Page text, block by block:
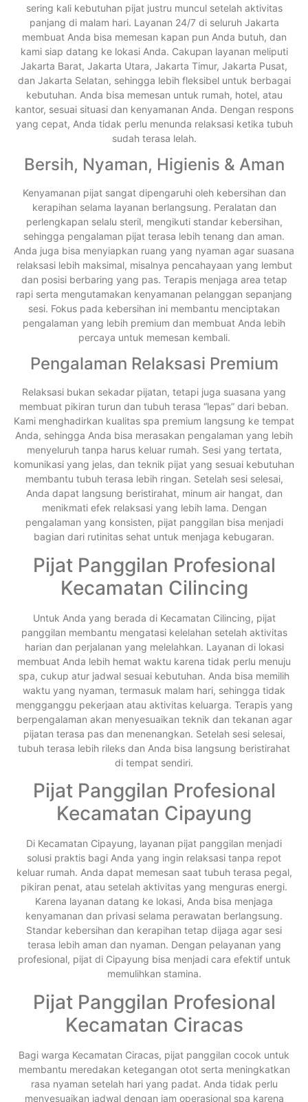
sering kali kebutuhan pijat justru muncul setelah aktivitas
panjang di malam hari. Layanan 24/7 di seluruh Jakarta
membuat Anda bisa memesan kapan pun Anda butuh, dan
kami siap datang ke lokasi Anda. Cakupan layanan meliputi
Jakarta Barat, Jakarta Utara, Jakarta Timur, Jakarta Pusat,
dan Jakarta Selatan, sehingga lebih fleksibel untuk berbagai
kebutuhan. Anda bisa memesan untuk rumah, hotel, atau
kantor, sesuai situasi dan kenyamanan Anda. Dengan respons
yang cepat, Anda tidak perlu menunda relaksasi ketika tubuh
sudah terasa lelah.
Bersih, Nyaman, Higienis & Aman
Kenyamanan pijat sangat dipengaruhi oleh kebersihan dan
kerapihan selama layanan berlangsung. Peralatan dan
perlengkapan selalu steril, mengikuti standar kebersihan,
sehingga pengalaman pijat terasa lebih tenang dan aman.
Anda juga bisa menyiapkan ruang yang nyaman agar suasana
relaksasi lebih maksimal, misalnya pencahayaan yang lembut
dan posisi berbaring yang pas. Terapis menjaga area tetap
rapi serta mengutamakan kenyamanan pelanggan sepanjang
sesi. Fokus pada kebersihan ini membantu menciptakan
pengalaman yang lebih premium dan membuat Anda lebih
percaya untuk memesan kembali.
Pengalaman Relaksasi Premium
Relaksasi bukan sekadar pijatan, tetapi juga suasana yang
membuat pikiran turun dan tubuh terasa “lepas” dari beban.
Kami menghadirkan kualitas spa premium langsung ke tempat
Anda, sehingga Anda bisa merasakan pengalaman yang lebih
menyeluruh tanpa harus keluar rumah. Sesi yang tertata,
komunikasi yang jelas, dan teknik pijat yang sesuai kebutuhan
membantu tubuh terasa lebih ringan. Setelah sesi selesai,
Anda dapat langsung beristirahat, minum air hangat, dan
menikmati efek relaksasi yang lebih lama. Dengan
pengalaman yang konsisten, pijat panggilan bisa menjadi
bagian dari rutinitas sehat untuk menjaga kebugaran.
Pijat Panggilan Profesional
Kecamatan Cilincing
Untuk Anda yang berada di Kecamatan Cilincing, pijat
panggilan membantu mengatasi kelelahan setelah aktivitas
harian dan perjalanan yang melelahkan. Layanan di lokasi
membuat Anda lebih hemat waktu karena tidak perlu menuju
spa, cukup atur jadwal sesuai kebutuhan. Anda bisa memilih
waktu yang nyaman, termasuk malam hari, sehingga tidak
mengganggu pekerjaan atau aktivitas keluarga. Terapis yang
berpengalaman akan menyesuaikan teknik dan tekanan agar
pijatan terasa pas dan menenangkan. Setelah sesi selesai,
tubuh terasa lebih rileks dan Anda bisa langsung beristirahat
di tempat sendiri.
Pijat Panggilan Profesional
Kecamatan Cipayung
Di Kecamatan Cipayung, layanan pijat panggilan menjadi
solusi praktis bagi Anda yang ingin relaksasi tanpa repot
keluar rumah. Anda dapat memesan saat tubuh terasa pegal,
pikiran penat, atau setelah aktivitas yang menguras energi.
Karena layanan datang ke lokasi, Anda bisa menjaga
kenyamanan dan privasi selama perawatan berlangsung.
Standar kebersihan dan kerapihan tetap dijaga agar sesi
terasa lebih aman dan nyaman. Dengan pelayanan yang
profesional, pijat di Cipayung bisa menjadi cara efektif untuk
memulihkan stamina.
Pijat Panggilan Profesional
Kecamatan Ciracas
Bagi warga Kecamatan Ciracas, pijat panggilan cocok untuk
membantu meredakan ketegangan otot serta meningkatkan
rasa nyaman setelah hari yang padat. Anda tidak perlu
menyesuaikan jadwal dengan jam operasional spa karena